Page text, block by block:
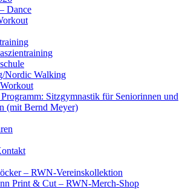
Dance
Nordic Walking
Sitzgymnastik für Seniorinnen und
(mit Bernd Meyer)
– RWN-Vereinskollektion
Print & Cut – RWN-Merch-Shop